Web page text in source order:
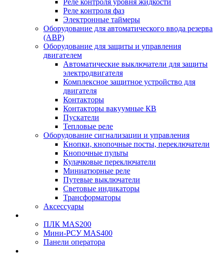
Реле контроля уровня жидкости
Реле контроля фаз
Электронные таймеры
Оборудование для автоматического ввода резерва
(АВР)
Оборудование для защиты и управления
двигателем
Автоматические выключатели для защиты
электродвигателя
Комплексное защитное устройство для
двигателя
Контакторы
Контакторы вакуумные КВ
Пускатели
Тепловые реле
Оборудование сигнализации и управления
Кнопки, кнопочные посты, переключатели
Кнопочные пульты
Кулачковые переключатели
Миниатюрные реле
Путевые выключатели
Световые индикаторы
Трансформаторы
Аксессуары
ПЛК MAS200
Мини-РСУ MAS400
Панели оператора